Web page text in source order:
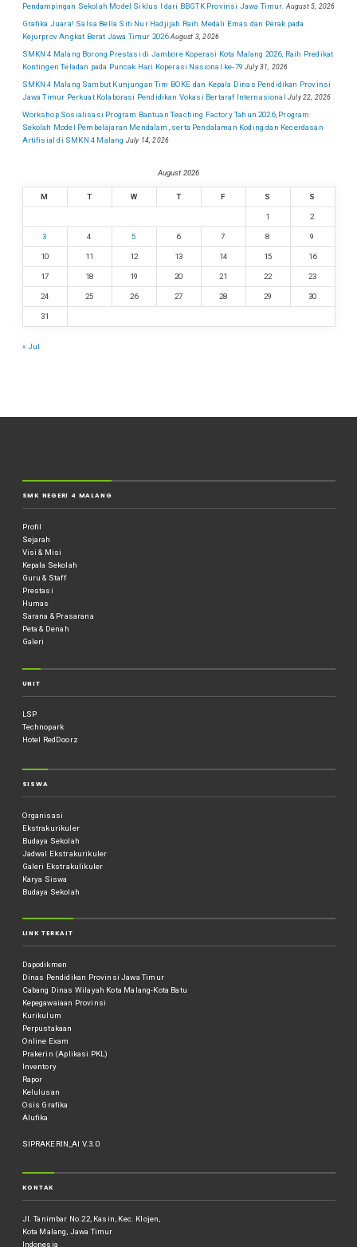
Pendampingan Sekolah Model Siklus I dari BBGTK Provinsi Jawa Timur. August 5, 2026
Grafika Juara! Salsa Bella Siti Nur Hadjijah Raih Medali Emas dan Perak pada
Kejurprov Angkat Berat Jawa Timur 2026 August 3, 2026
SMKN 4 Malang Borong Prestasi di Jambore Koperasi Kota Malang 2026, Raih Predikat
Kontingen Teladan pada Puncak Hari Koperasi Nasional ke-79 July 31, 2026
SMKN 4 Malang Sambut Kunjungan Tim BOKE dan Kepala Dinas Pendidikan Provinsi
Jawa Timur Perkuat Kolaborasi Pendidikan Vokasi Bertaraf Internasional July 22, 2026
Workshop Sosialisasi Program Bantuan Teaching Factory Tahun 2026, Program
Sekolah Model Pembelajaran Mendalam, serta Pendalaman Koding dan Kecerdasan
Artifisial di SMKN 4 Malang July 14, 2026
August 2026
M T W T F S S
1 2
3 4 5 6 7 8 9
10 11 12 13 14 15 16
17 18 19 20 21 22 23
24 25 26 27 28 29 30
31
« Jul
SMK NEGERI 4 MALANG
Profil
Sejarah
Visi & Misi
Kepala Sekolah
Guru & Staff
Prestasi
Humas
Sarana & Prasarana
Peta & Denah
Galeri
UNIT
LSP
Technopark
Hotel RedDoorz
SISWA
Organisasi
Ekstrakurikuler
Budaya Sekolah
Jadwal Ekstrakurikuler
Galeri Ekstrakulikuler
Karya Siswa
Budaya Sekolah
LINK TERKAIT
Dapodikmen
Dinas Pendidikan Provinsi Jawa Timur
Cabang Dinas Wilayah Kota Malang-Kota Batu
Kepegawaiaan Provinsi
Kurikulum
Perpustakaan
Online Exam
Prakerin (Aplikasi PKL)
Inventory
Rapor
Kelulusan
Osis Grafika
Alufika
SIPRAKERIN_AI V.3.0
KONTAK
Jl. Tanimbar No.22, Kasin, Kec. Klojen,
Kota Malang, Jawa Timur
Indonesia